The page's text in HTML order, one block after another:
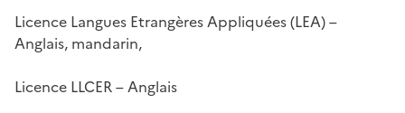
Licence Langues Etrangères Appliquées (LEA) –
Anglais, mandarin,
Licence LLCER – Anglais